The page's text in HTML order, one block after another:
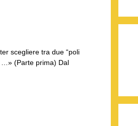
scegliere tra due “poli
(Parte prima) Dal